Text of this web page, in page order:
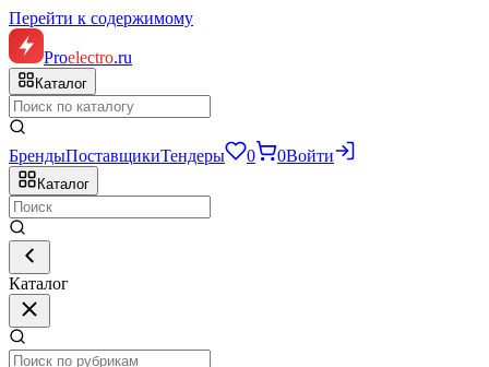
Перейти к содержимому
Proelectro.ru
Каталог
БрендыПоставщикиТендеры 0 0Войти
Каталог
Каталог